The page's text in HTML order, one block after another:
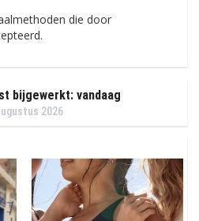
die door
bijgewerkt: vandaag
2026